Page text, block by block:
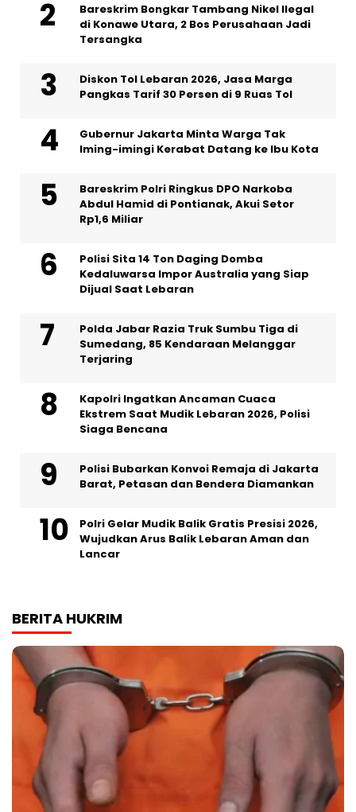
Bareskrim Bongkar Tambang Nikel Ilegal
di Konawe Utara, 2 Bos Perusahaan Jadi
Tersangka
Diskon Tol Lebaran 2026, Jasa Marga
Pangkas Tarif 30 Persen di 9 Ruas Tol
Gubernur Jakarta Minta Warga Tak
Iming-imingi Kerabat Datang ke Ibu Kota
Bareskrim Polri Ringkus DPO Narkoba
Abdul Hamid di Pontianak, Akui Setor
Rp1,6 Miliar
Polisi Sita 14 Ton Daging Domba
Kedaluwarsa Impor Australia yang Siap
Dijual Saat Lebaran
Polda Jabar Razia Truk Sumbu Tiga di
Sumedang, 85 Kendaraan Melanggar
Terjaring
Kapolri Ingatkan Ancaman Cuaca
Ekstrem Saat Mudik Lebaran 2026, Polisi
Siaga Bencana
Polisi Bubarkan Konvoi Remaja di Jakarta
Barat, Petasan dan Bendera Diamankan
Polri Gelar Mudik Balik Gratis Presisi 2026,
Wujudkan Arus Balik Lebaran Aman dan
Lancar
BERITA HUKRIM